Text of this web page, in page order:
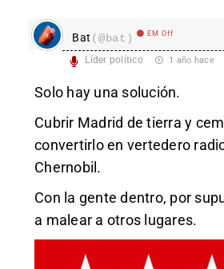
Bat (@bat) EM Off
Líder político 1 año hace
Solo hay una solución.
Cubrir Madrid de tierra y
convertirlo en vertedero
Chernobil.
Con la gente dentro, por
a malear a otros lugares.